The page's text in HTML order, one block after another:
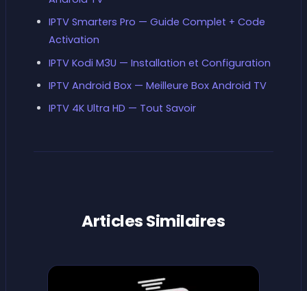
IPTV Smarters Pro — Guide Complet + Code
Activation
IPTV Kodi M3U — Installation et Configuration
IPTV Android Box — Meilleure Box Android TV
IPTV 4K Ultra HD — Tout Savoir
Articles Similaires